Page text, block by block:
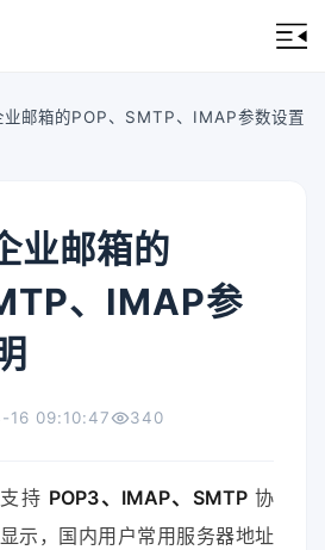
业邮箱的POP、SMTP、IMAP参数设置
业邮箱的
、IMAP参
16 09:10:47 340
持 POP3、IMAP、SMTP协
示，国内用户常用服务器地址